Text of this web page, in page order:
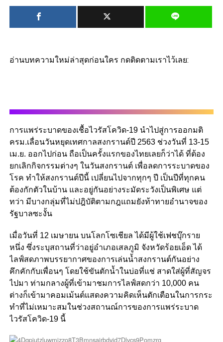
อ่านบทความใหม่ล่าสุดก่อนใคร กดติดตามเราไว้เลย:
การแพร่ระบาดของเชื้อไวรัสโควิด-19 นำไปสู่การออกมติ
ครม.เลื่อนวันหยุดเทศกาลสงกรานต์ปี 2563 ช่วงวันที่ 13-15
เม.ย. ออกไปก่อน ถือเป็นครั้งแรกของไทยเลยก็ว่าได้ ที่ต้อง
ยกเลิกกิจกรรมต่างๆ ในวันสงกรานต์ เพื่อลดการระบาดของ
โรค ทำให้สงกรานต์ปีนี้ เปลี่ยนไปจากทุกๆ ปี เป็นปีที่ทุกคน
ต้องกักตัวในบ้าน และอยู่กันอย่างระมัดระวังเป็นพิเศษ แต่
ทว่า มีบางกลุ่มที่ไม่ปฎิบัติตามกฎแถมยังท้าทายอำนาจของ
รัฐบาลซะงั้น
เมื่อวันที่ 12 เมษายน บนโลกโซเชียล ได้มีผู้ใช้เฟชบุ๊กราย
หนึ่ง ซึ่งระบุสถานที่ว่าอยู่อำเภอเสลภูมิ จังหวัดร้อยเอ็ด ได้
ไลฟ์สดภาพบรรยากาศของการเล่นน้ำสงกรานต์กันอย่าง
คึกคักกับเพื่อนๆ โดยใช้ขันตักน้ำในบ่อที่แช่ สาดใส่ผู้ที่สัญจร
ไปมา ท่ามกลางผู้ที่เข้ามาชมการไลฟ์สดกว่า 10,000 คน
ต่างก็เข้ามาคอมเม้นต์แสดงความคิดเห็นตักเตือนในการกระ
ทำที่ไม่เหมาะสมในช่วงสถานณ์การของการแพร่ระบาด
ไวรัสโควิด-19 นี้